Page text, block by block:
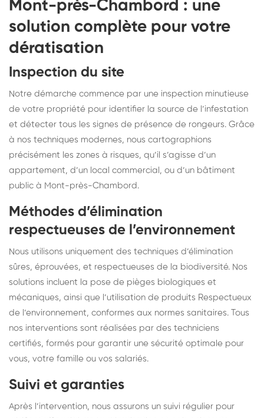
Mont-près-Chambord : une
solution complète pour votre
dératisation
Inspection du site
Notre démarche commence par une inspection minutieuse
de votre propriété pour identifier la source de l’infestation
et détecter tous les signes de présence de rongeurs. Grâce
à nos techniques modernes, nous cartographions
précisément les zones à risques, qu’il s’agisse d’un
appartement, d’un local commercial, ou d’un bâtiment
public à Mont-près-Chambord.
Méthodes d’élimination
respectueuses de l’environnement
Nous utilisons uniquement des techniques d’élimination
sûres, éprouvées, et respectueuses de la biodiversité. Nos
solutions incluent la pose de pièges biologiques et
mécaniques, ainsi que l’utilisation de produits Respectueux
de l’environnement, conformes aux normes sanitaires. Tous
nos interventions sont réalisées par des techniciens
certifiés, formés pour garantir une sécurité optimale pour
vous, votre famille ou vos salariés.
Suivi et garanties
Après l’intervention, nous assurons un suivi régulier pour